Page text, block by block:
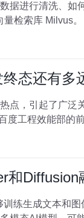
据进行清洗、如
多用向量数据进行训练。数据
态还有多
点，引起了广泛
度工程效能部
练生成文本和